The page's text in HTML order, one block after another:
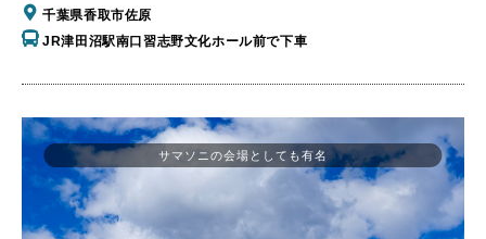
千葉県香取市佐原
JR津田沼駅南口習志野文化ホール前で下車
サマソニの会場としても有名